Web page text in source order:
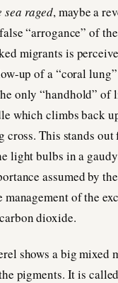
sea raged, maybe a
“arrogance” of
migrants is
up of a “coral
only “handhold” of
which climbs back
cross. This stands
light bulbs in a
assumed by
of the
dioxide.
shows a big mixed
pigments. It is